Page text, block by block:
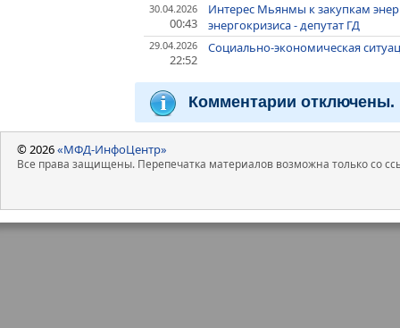
30.04.2026
00:43
Интерес Мьянмы к закупкам
энергокризиса - депутат ГД
29.04.2026
22:52
Социально-экономическая
Комментарии отключены.
© 2026«МФД-ИнфоЦентр»
Все права защищены. Перепечатка материалов возможна только со